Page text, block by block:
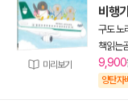
미리보기
비행
구도 노
책읽는
9,900
양탄자